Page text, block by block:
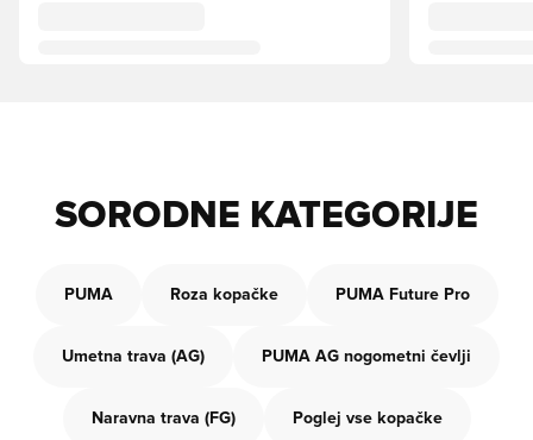
SORODNE KATEGORIJE
PUMA Roza kopačke PUMA Future Pro
Umetna trava (AG) PUMA AG nogometni čevlji
Naravna trava (FG) Poglej vse kopačke